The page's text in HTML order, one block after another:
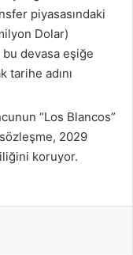
piyasasındaki
Dolar)
devasa eşiğe
tarihe adını
“Los Blancos”
2029
koruyor.